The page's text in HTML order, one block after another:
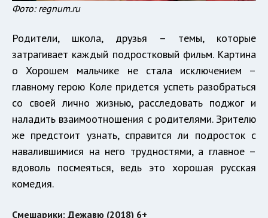
Фото: regnum.ru
Родители, школа, друзья – темы, которые
затрагивает каждый подростковый фильм. Картина
о Хорошем мальчике не стала исключением –
главному герою Коле придется успеть разобраться
со своей лично жизнью, расследовать поджог и
наладить взаимоотношения с родителями. Зрителю
же предстоит узнать, справится ли подросток с
навалившимися на него трудностями, а главное –
вдоволь посмеяться, ведь это хорошая русская
комедия.
Смешарики: Дежавю (2018) 6+